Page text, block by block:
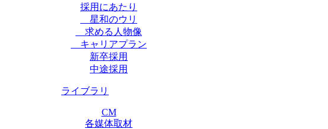
採用にあたり
星和のウリ
求める人物像
キャリアプラン
新卒採用
中途採用
ライブラリ
CM
各媒体取材